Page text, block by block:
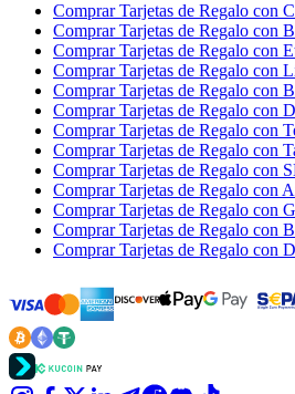
Comprar Tarjetas de Regalo con
Comprar Tarjetas de Regalo con
Comprar Tarjetas de Regalo con
Comprar Tarjetas de Regalo con
Comprar Tarjetas de Regalo con
Comprar Tarjetas de Regalo con
Comprar Tarjetas de Regalo con
Comprar Tarjetas de Regalo con
Comprar Tarjetas de Regalo con
Comprar Tarjetas de Regalo con
Comprar Tarjetas de Regalo con
Comprar Tarjetas de Regalo con
Comprar Tarjetas de Regalo con